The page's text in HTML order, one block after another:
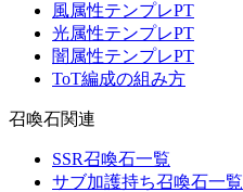
風属性テンプレPT
光属性テンプレPT
闇属性テンプレPT
ToT編成の組み方
召喚石関連
SSR召喚石一覧
サブ加護持ち召喚石一覧